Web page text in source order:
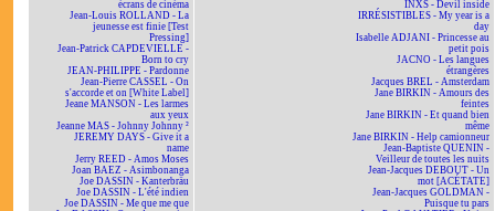
écrans de cinéma
Jean-Louis ROLLAND - La
jeunesse est finie [Test
Pressing]
Jean-Patrick CAPDEVIELLE -
Born to cry
JEAN-PHILIPPE - Pardonne
Jean-Pierre CASSEL - On
s'accorde et on [White Label]
Jeane MANSON - Les larmes
aux yeux
Jeanne MAS - Johnny Johnny ²
JEREMY DAYS - Give it a
name
Jerry REED - Amos Moses
Joan BAEZ - Asimbonanga
Joe DASSIN - Kanterbräu
Joe DASSIN - L'été indien
Joe DASSIN - Me que me que
INXS - Devil inside
IRRÉSISTIBLES - My year is a
day
Isabelle ADJANI - Princesse au
petit pois
JACNO - Les langues
étrangères
Jacques BREL - Amsterdam
Jane BIRKIN - Amours des
feintes
Jane BIRKIN - Et quand bien
même
Jane BIRKIN - Help camionneur
Jean-Baptiste QUENIN -
Veilleur de toutes les nuits
Jean-Jacques DEBOUT - Un
mot [ACÉTATE]
Jean-Jacques GOLDMAN -
Puisque tu pars